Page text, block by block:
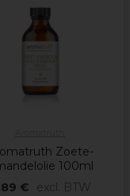
Zoete-
100ml
€
excl. BTW